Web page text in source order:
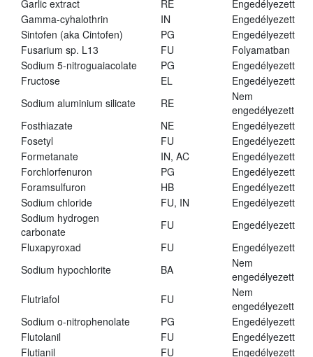
Garlic extract
RE
Engedélyezett
Gamma-cyhalothrin
IN
Engedélyezett
Sintofen (aka Cintofen)
PG
Engedélyezett
Fusarium sp. L13
FU
Folyamatban
Sodium 5-nitroguaiacolate
PG
Engedélyezett
Fructose
EL
Engedélyezett
Sodium aluminium silicate
RE
Nem
engedélyezett
Fosthiazate
NE
Engedélyezett
Fosetyl
FU
Engedélyezett
Formetanate
IN, AC
Engedélyezett
Forchlorfenuron
PG
Engedélyezett
Foramsulfuron
HB
Engedélyezett
Sodium chloride
FU, IN
Engedélyezett
Sodium hydrogen
carbonate
FU
Engedélyezett
Fluxapyroxad
FU
Engedélyezett
Sodium hypochlorite
BA
Nem
engedélyezett
Flutriafol
FU
Nem
engedélyezett
Sodium o-nitrophenolate
PG
Engedélyezett
Flutolanil
FU
Engedélyezett
Flutianil
FU
Engedélyezett